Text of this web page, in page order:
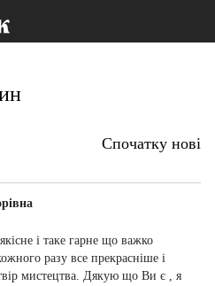
Спочатку нові
і таке гарне що важко
разу все прекрасніше і
мистецтва. Дякую що Ви є , я